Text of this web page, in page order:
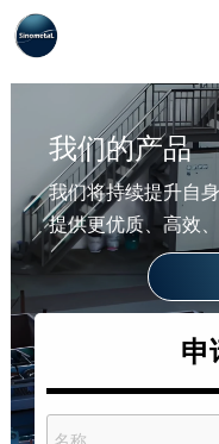
我们的产品
我们将持续提升自
提供更优质、高效
申